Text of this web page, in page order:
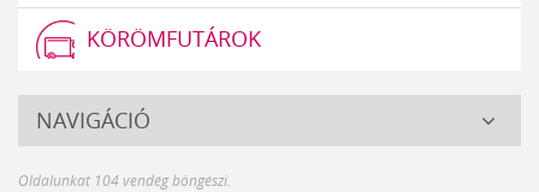
KÖRÖMFUTÁROK
Crystal
NAVIGÁCIÓ
Oldalunkat 104 vendég böngészi.